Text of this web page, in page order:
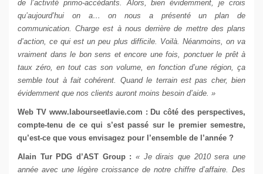
de l’activité primo-accédants. Alors, bien évidemment, je crois
qu’aujourd’hui on a… on nous a présenté un plan de
communication. Charge est à nous derrière de mettre des plans
d’action, ce qui est un peu plus difficile. Voilà. Néanmoins, on va
vraiment dans le bon sens et encore une fois, ponctuer le prêt à
taux zéro, en tout cas son volume, en fonction d’une région, ça
semble tout à fait cohérent. Quand le terrain est pas cher, bien
évidemment que nos clients auront moins besoin d’aide. »
Web TV www.labourseetlavie.com : Du côté des perspectives,
compte-tenu de ce qui s’est passé sur le premier semestre,
qu’est-ce que vous envisagez pour l’ensemble de l’année ?
Alain TurPDG d’AST Group:« Je dirais que 2010 sera une
année avec une légère croissance de notre chiffre d’affaire. Des